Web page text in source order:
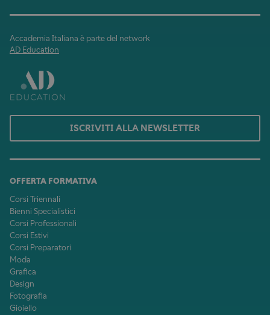
Accademia Italiana è parte del network
AD Education
ISCRIVITI ALLA NEWSLETTER
OFFERTA FORMATIVA
Corsi Triennali
Bienni Specialistici
Corsi Professionali
Corsi Estivi
Corsi Preparatori
Moda
Grafica
Design
Fotografia
Gioiello